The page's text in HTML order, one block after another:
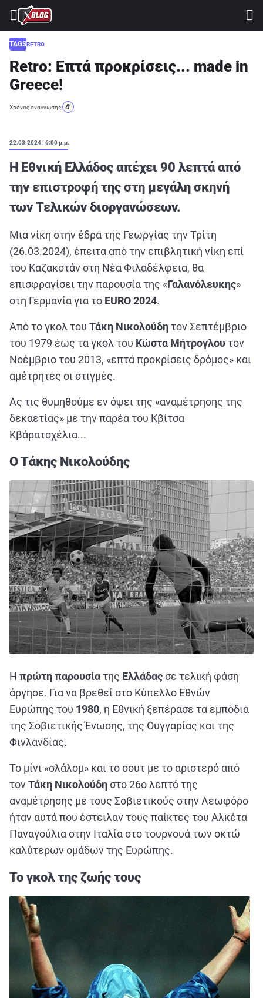
⚽ ΜΟΥΝΤΙΑΛ 2026
ΣΤΟΙΧΗΜΑ
CASINO
ΠΡΟΓΝΩΣΤΙΚΑ ΤIPSTERS
ΠΡΟΓΝΩΣΤΙΚΑ ΚΑΤΗΓΟΡΙΕΣ
ΔΙΑΓΩΝΙΣΜΟΙ
RETRO
ΑΘΛΗΤΙΚΑ
ΣΥΝΕΝΤΕΥΞΕΙΣ
ΑΘΛΗΤΙΚΕΣ ΜΕΤΑΔΟΣΕΙΣ
Εξυπηρέτηση Πελατών
TAGSRETRO
Retro: Επτά προκρίσεις... made in
Greece!
Χρόνος ανάγνωσης: 4’
22.03.2024 | 6:00 μ.μ.
Η Εθνική Ελλάδος απέχει 90 λεπτά από
την επιστροφή της στη μεγάλη σκηνή
των Τελικών διοργανώσεων.
Μια νίκη στην έδρα της Γεωργίας την Τρίτη
(26.03.2024), έπειτα από την επιβλητική νίκη επί
του Καζακστάν στη Νέα Φιλαδέλφεια, θα
επισφραγίσει την παρουσία της «Γαλανόλευκης»
στη Γερμανία για το EURO 2024.
Από το γκολ του Τάκη Νικολούδητον Σεπτέμβριο
του 1979 έως τα γκολ του Κώστα Μήτρογλου τον
Νοέμβριο του 2013, «επτά προκρίσεις δρόμος» και
αμέτρητες οι στιγμές.
Ας τις θυμηθούμε εν όψει της «αναμέτρησης της
δεκαετίας» με την παρέα του Κβίτσα
Κβάρατσχέλια...
O Tάκης Νικολούδης
Η πρώτηπαρουσίατης Ελλάδαςσε τελική φάση
άργησε. Για να βρεθεί στο Κύπελλο Εθνών
Ευρώπης του 1980, η Εθνική ξεπέρασε τα εμπόδια
της Σοβιετικής Ένωσης, της Ουγγαρίας και της
Φινλανδίας.
Το μίνι «σλάλομ» και το σουτ με το αριστερό από
τονΤάκη Νικολούδηστο 26ο λεπτό της
αναμέτρησης με τους Σοβιετικούς στην Λεωφόρο
ήταν αυτά που έστειλαν τους παίκτες του Αλκέτα
Παναγούλια στην Ιταλία στο τουρνουά των οκτώ
καλύτερων ομάδων της Ευρώπης.
Το γκολ της ζωής τους